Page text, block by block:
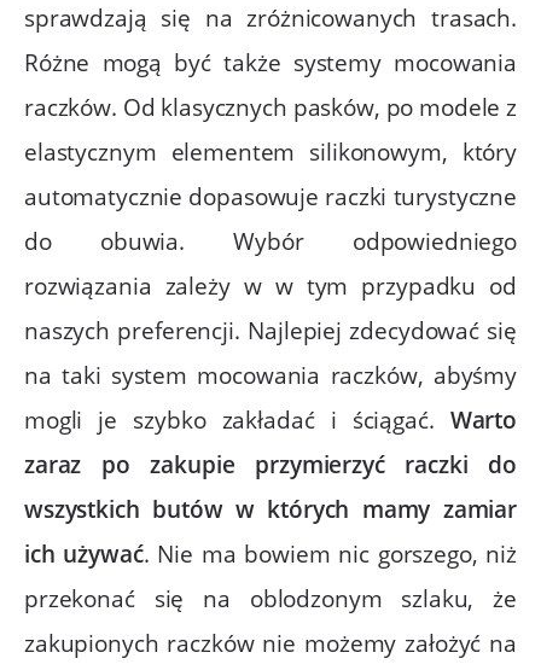
sprawdzają się na zróżnicowanych trasach.
Różne mogą być także systemy mocowania
raczków. Od klasycznych pasków, po modele z
elastycznym elementem silikonowym, który
automatycznie dopasowuje raczki turystyczne
do obuwia. Wybór odpowiedniego
rozwiązania zależy w w tym przypadku od
naszych preferencji. Najlepiej zdecydować się
na taki system mocowania raczków, abyśmy
mogli je szybko zakładać i ściągać. Warto
zaraz po zakupie przymierzyć raczki do
wszystkich butów w których mamy zamiar
ich używać. Nie ma bowiem nic gorszego, niż
przekonać się na oblodzonym szlaku, że
zakupionych raczków nie możemy założyć na